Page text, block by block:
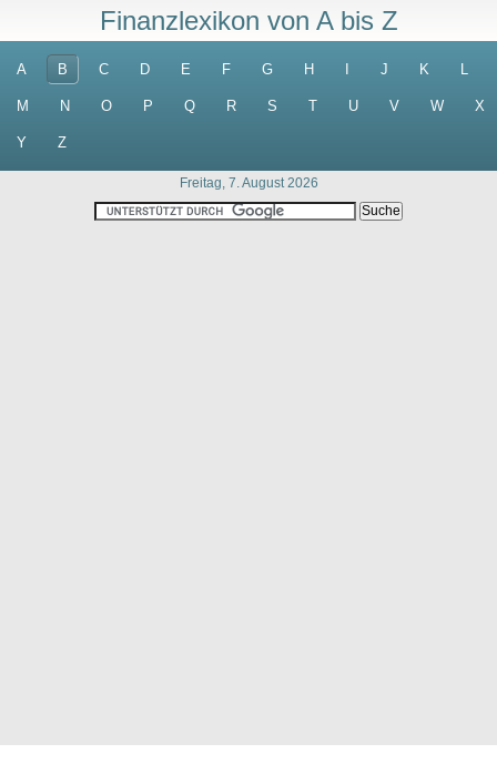
Finanzlexikon von A bis Z
A B C D E F G H J K L
M N O P Q R S T U V W X
Y Z
Freitag, 7. August 2026